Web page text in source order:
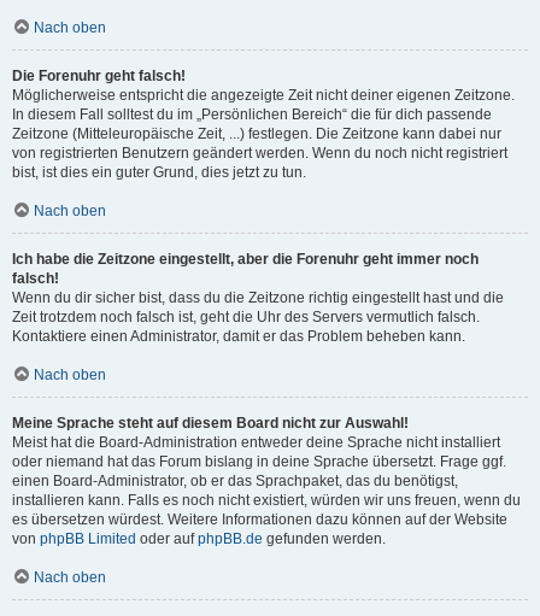
Nach oben
Die Forenuhr geht falsch!
Möglicherweise entspricht die angezeigte Zeit nicht deiner eigenen Zeitzone.
In diesem Fall solltest du im „Persönlichen Bereich“ die für dich passende
Zeitzone (Mitteleuropäische Zeit, ...) festlegen. Die Zeitzone kann dabei nur
von registrierten Benutzern geändert werden. Wenn du noch nicht registriert
bist, ist dies ein guter Grund, dies jetzt zu tun.
Nach oben
Ich habe die Zeitzone eingestellt, aber die Forenuhr geht immer noch
falsch!
Wenn du dir sicher bist, dass du die Zeitzone richtig eingestellt hast und die
Zeit trotzdem noch falsch ist, geht die Uhr des Servers vermutlich falsch.
Kontaktiere einen Administrator, damit er das Problem beheben kann.
Nach oben
Meine Sprache steht auf diesem Board nicht zur Auswahl!
Meist hat die Board-Administration entweder deine Sprache nicht installiert
oder niemand hat das Forum bislang in deine Sprache übersetzt. Frage ggf.
einen Board-Administrator, ob er das Sprachpaket, das du benötigst,
installieren kann. Falls es noch nicht existiert, würden wir uns freuen, wenn du
es übersetzen würdest. Weitere Informationen dazu können auf der Website
von phpBB Limited oder aufphpBB.de gefunden werden.
Nach oben